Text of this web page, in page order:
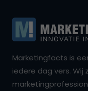
Marketingfacts is
iedere dag vers.